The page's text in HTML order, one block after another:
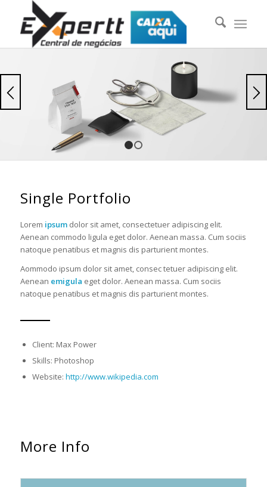
Single Portfolio
Lorem ipsumdolor sit amet, consectetuer adipiscing elit.
Aenean commodo ligula eget dolor. Aenean massa. Cum sociis
natoque penatibus et magnis dis parturient montes.
Aommodo ipsum dolor sit amet, consec tetuer adipiscing elit.
Aenean emigula eget dolor. Aenean massa. Cum sociis
natoque penatibus et magnis dis parturient montes.
Client: Max Power
Skills: Photoshop
Website: http://www.wikipedia.com
More Info